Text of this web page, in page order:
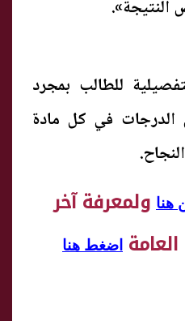
للطالب بمجرد
الدرجات في كل مادة
هنا ولمعرفة آخر
العامة
اضغط هنا